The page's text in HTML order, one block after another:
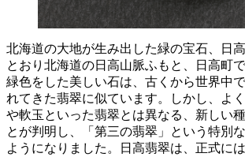
北海道の大地が生み出した緑の宝石、日
とおり北海道の日高山脈ふもと、日高町
緑色をした美しい石は、古くから世界中
れてきた翡翠に似ています。しかし、よ
や軟玉といった翡翠とは異なる、新しい
とが判明し、「第三の翡翠」という特別
ようになりました。
日高翡翠は、正式に